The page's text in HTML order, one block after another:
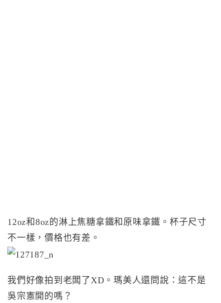
12oz和8oz的淋上焦糖拿鐵和原味拿鐵。杯子尺寸
不一樣，價格也有差。
我們好像拍到老闆了XD。瑪美人還問說：這不是
吳宗憲開的嗎？